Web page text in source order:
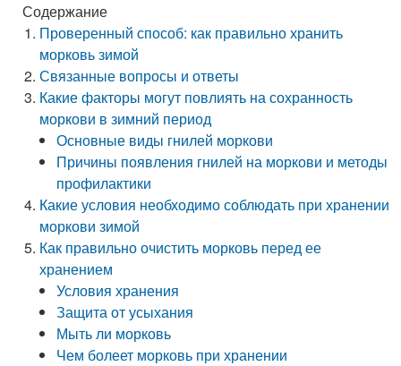
Содержание
Проверенный способ: как правильно хранить
морковь зимой
Связанные вопросы и ответы
Какие факторы могут повлиять на сохранность
моркови в зимний период
Основные виды гнилей моркови
Причины появления гнилей на моркови и методы
профилактики
Какие условия необходимо соблюдать при хранении
моркови зимой
Как правильно очистить морковь перед ее
хранением
Условия хранения
Защита от усыхания
Мыть ли морковь
Чем болеет морковь при хранении